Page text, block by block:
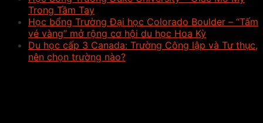
Trong Tầm Tay
Học bổng Trường Đại học Colorado Boulder – “Tấm
vé vàng” mở rộng cơ hội du học Hoa Kỳ
Du học cấp 3 Canada: Trường Công lập và Tư thục,
nên chọn trường nào?